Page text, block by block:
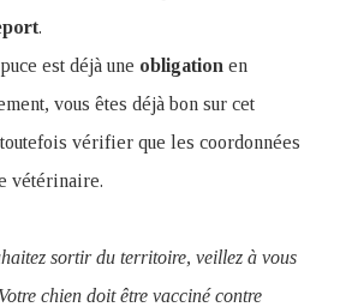
.
est déjà une obligation en
vous êtes déjà bon sur cet
vérifier que les coordonnées
vétérinaire.
sortir du territoire, veillez à vous
chien doit être vacciné contre